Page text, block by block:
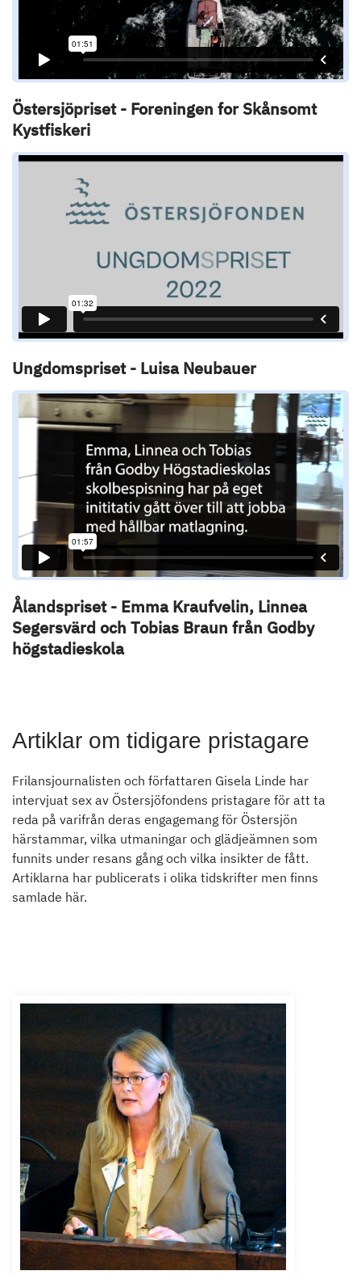
Östersjöpriset - Foreningen for Skånsomt
Kystfiskeri
Ungdomspriset - Luisa Neubauer
Ålandspriset - Emma Kraufvelin, Linnea
Segersvärd och Tobias Braun från Godby
högstadieskola
Artiklar om tidigare pristagare
Frilansjournalisten och författaren Gisela Linde har
intervjuat sex av Östersjöfondens pristagare för att ta
reda på varifrån deras engagemang för Östersjön
härstammar, vilka utmaningar och glädjeämnen som
funnits under resans gång och vilka insikter de fått.
Artiklarna har publicerats i olika tidskrifter men finns
samlade här.